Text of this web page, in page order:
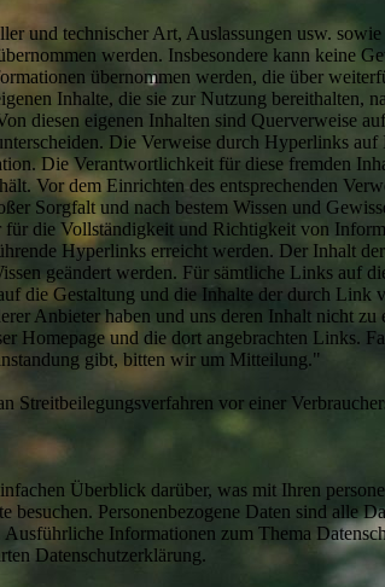
und technischer Art, Auslassungen usw.
werden. Insbesondere kann keine
übernommen werden, die über
Inhalte, die sie zur Nutzung bereithalten,
diesen eigenen Inhalten sind Querverweise
Die Verweise durch Hyperlinks auf
Die Verantwortlichkeit für diese fremden
Vor dem Einrichten des entsprechenden
Sorgfalt und nach bestem Wissen und
die Vollständigkeit und Richtigkeit von
Hyperlinks erreicht werden. Der Inhalt
geändert werden. Für sämtliche Links auf
die Gestaltung und die Inhalte der durch Link
Anbieter haben und uns deren Inhalt nicht zu
Homepage und die dort angebrachten Links.
gibt, bitten wir um Mitteilung."
Streitbeilegungsverfahren vor einer
Überblick darüber, was mit Ihren
besuchen. Personenbezogene Daten sind alle
Informationen zum Thema
Datenschutzerklärung.